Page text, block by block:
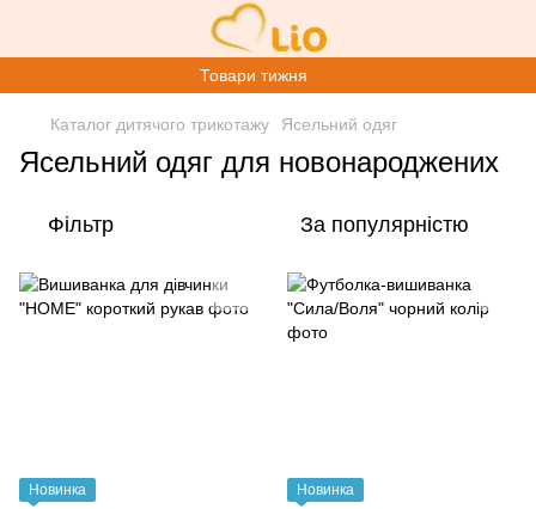
Товари тижня
Каталог дитячого трикотажу Ясельний одяг
Ясельний одяг для новонароджених
Фільтр За популярністю
Новинка Новинка